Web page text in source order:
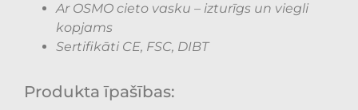
Ar OSMO cieto vasku – izturīgs un viegli
kopjams
Sertifikāti CE, FSC, DIBT
Produkta īpašības: